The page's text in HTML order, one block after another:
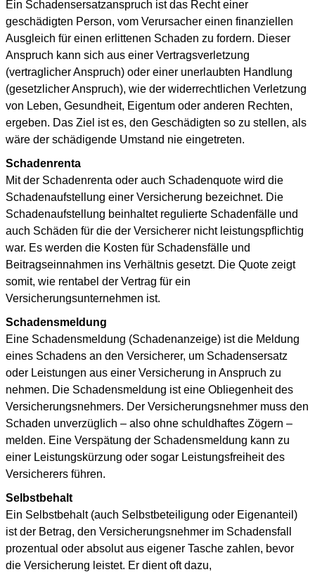
Ein Schadensersatzanspruch ist das Recht einer
geschädigten Person, vom Verursacher einen finanziellen
Ausgleich für einen erlittenen Schaden zu fordern. Dieser
Anspruch kann sich aus einer Vertragsverletzung
(vertraglicher Anspruch) oder einer unerlaubten Handlung
(gesetzlicher Anspruch), wie der widerrechtlichen Verletzung
von Leben, Gesundheit, Eigentum oder anderen Rechten,
ergeben. Das Ziel ist es, den Geschädigten so zu stellen, als
wäre der schädigende Umstand nie eingetreten.
Schadenrenta
Mit der Schadenrenta oder auch Schadenquote wird die
Schadenaufstellung einer Versicherung bezeichnet. Die
Schadenaufstellung beinhaltet regulierte Schadenfälle und
auch Schäden für die der Versicherer nicht leistungspflichtig
war. Es werden die Kosten für Schadensfälle und
Beitragseinnahmen ins Verhältnis gesetzt. Die Quote zeigt
somit, wie rentabel der Vertrag für ein
Versicherungsunternehmen ist.
Schadensmeldung
Eine Schadensmeldung (Schadenanzeige) ist die Meldung
eines Schadens an den Versicherer, um Schadensersatz
oder Leistungen aus einer Versicherung in Anspruch zu
nehmen. Die Schadensmeldung ist eine Obliegenheit des
Versicherungsnehmers. Der Versicherungsnehmer muss den
Schaden unverzüglich – also ohne schuldhaftes Zögern –
melden. Eine Verspätung der Schadensmeldung kann zu
einer Leistungskürzung oder sogar Leistungsfreiheit des
Versicherers führen.
Selbstbehalt
Ein Selbstbehalt (auch Selbstbeteiligung oder Eigenanteil)
ist der Betrag, den Versicherungsnehmer im Schadensfall
prozentual oder absolut aus eigener Tasche zahlen, bevor
die Versicherung leistet. Er dient oft dazu,